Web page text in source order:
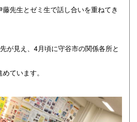
先生とゼミ生で話し合いを重ねてき
が見え、4月頃に守谷市の関係各所と
ています。